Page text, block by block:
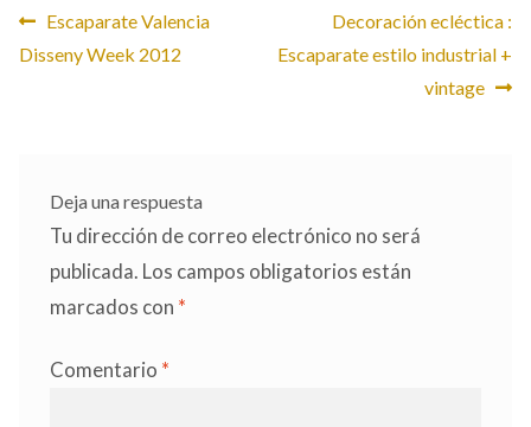
Navegación
de
Anterior:
Escaparate Valencia
Disseny Week 2012
Siguiente:
Decoración ecléctica :
Escaparate estilo industrial +
vintage
Deja una respuesta
Tu dirección de correo electrónico no será
publicada. Los campos obligatorios están
marcados con *
Comentario *